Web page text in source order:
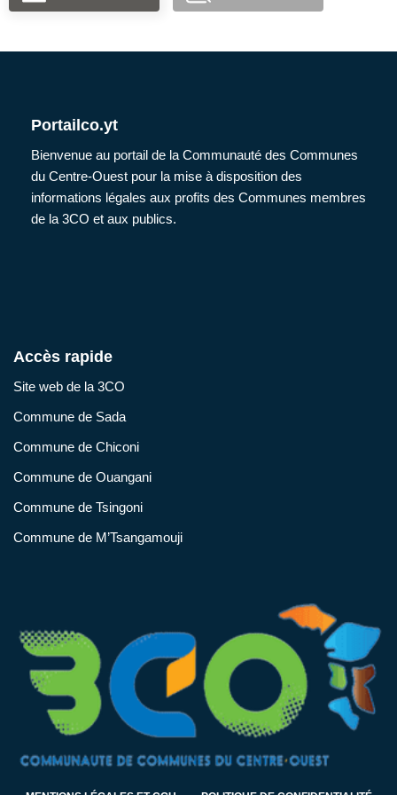
Portailco.yt
Bienvenue au portail de la Communauté des Communes
du Centre-Ouest pour la mise à disposition des
informations légales aux profits des Communes membres
de la 3CO et aux publics.
Accès rapide
Site web de la 3CO
Commune de Sada
Commune de Chiconi
Commune de Ouangani
Commune de Tsingoni
Commune de M’Tsangamouji